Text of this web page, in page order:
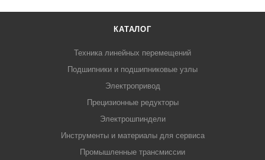
КАТАЛОГ
Техника линейных перемещений
Подшипники и подшипниковые узлы
Электропривод
Прецизионные редукторы
Электрошпиндели
Инструменты и материалы для сервиса
Промышленные трансмиссии